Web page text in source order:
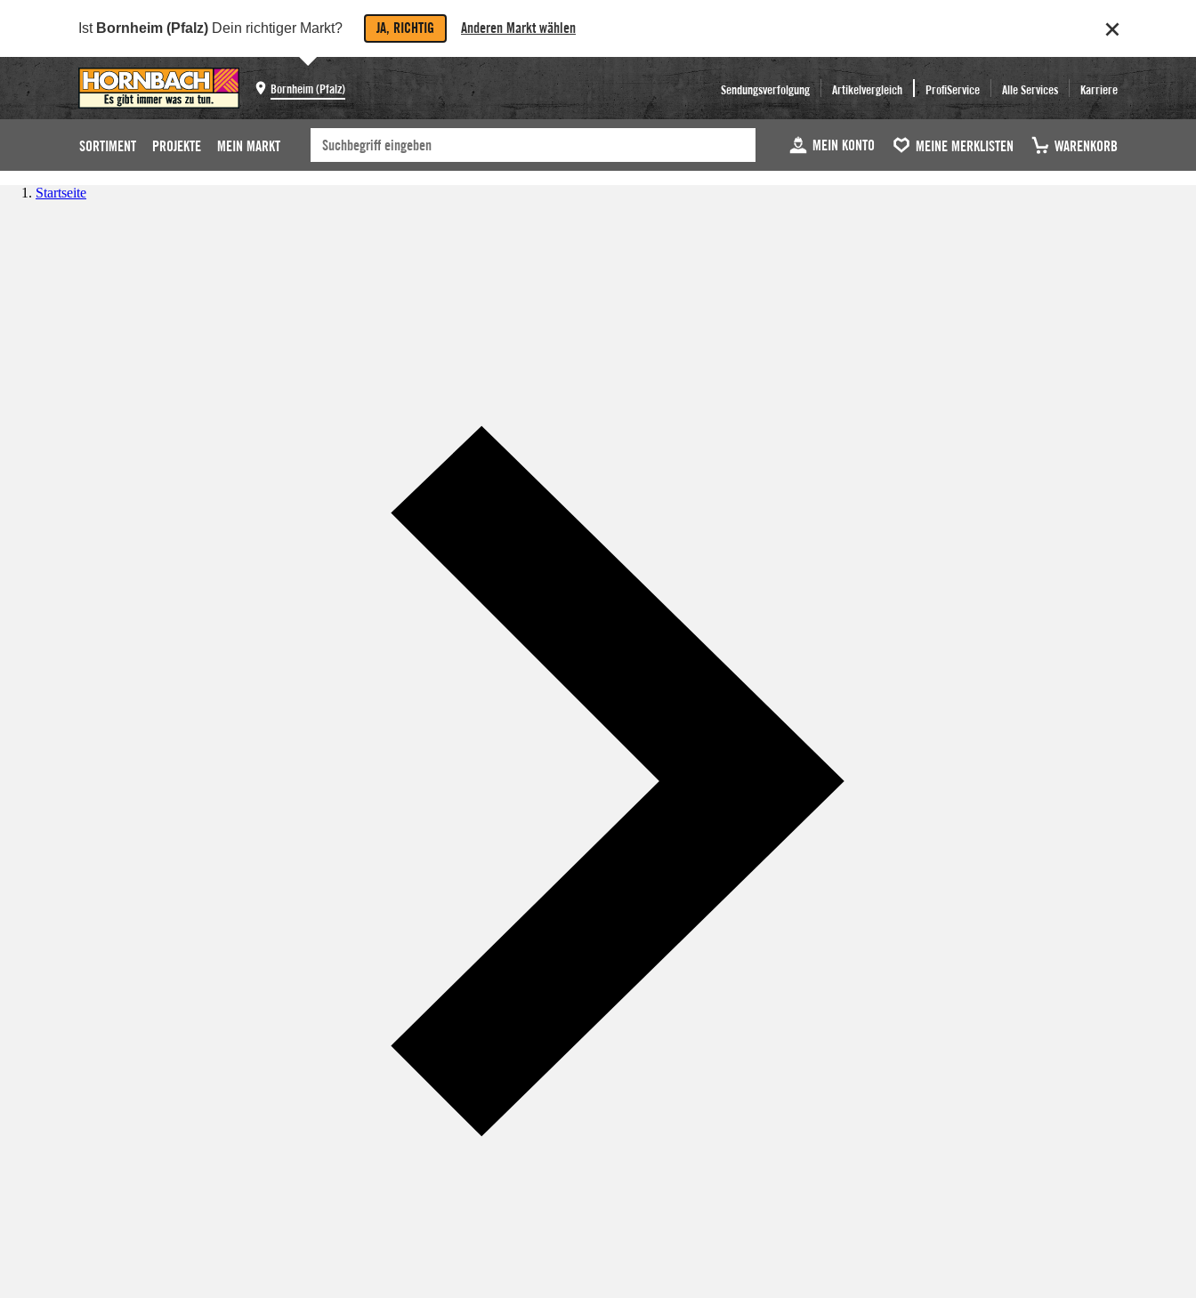
Ist Bornheim (Pfalz) Dein richtiger Markt? JA, RICHTIG Anderen Markt wählen
Bornheim (Pfalz) Sendungsverfolgung Artikelvergleich ProfiService Alle Services Karriere
SORTIMENT PROJEKTE MEIN MARKT MEIN KONTO MEINE MERKLISTEN WARENKORB
Startseite